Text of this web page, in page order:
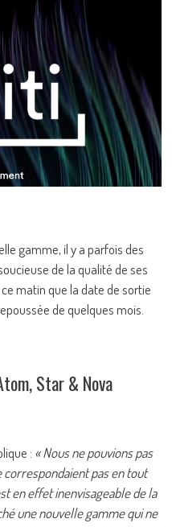
gamme, il y a parfois des
de la qualité de ses
matin que la date de sortie
de quelques mois.
Star & Nova
: « Nous ne pouvions pas
pas en tout
en effet inenvisageable de la
une nouvelle gamme qui ne